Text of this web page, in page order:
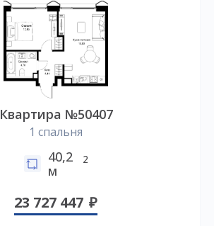
Квартира №50407
1 спальня
40,2
м
2
23 727 447